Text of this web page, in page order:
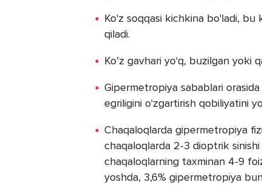
Ko'z soqqasi kichkina bo'ladi, bu
qiladi.
Ko’z gavhari yo'q, buzilgan yoki
Gipermetropiya sabablari
egriligini o'zgartirish qobiliyatini
Chaqaloqlarda gipermetropiya
chaqaloqlarda 2-3 dioptrik
chaqaloqlarning taxminan 4-9
yoshda, 3,6% gipermetropiya